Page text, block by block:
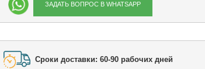
ЗАДАТЬ ВОПРОС В WHATSAPP
Сроки доставки: 60-90 рабочих дней